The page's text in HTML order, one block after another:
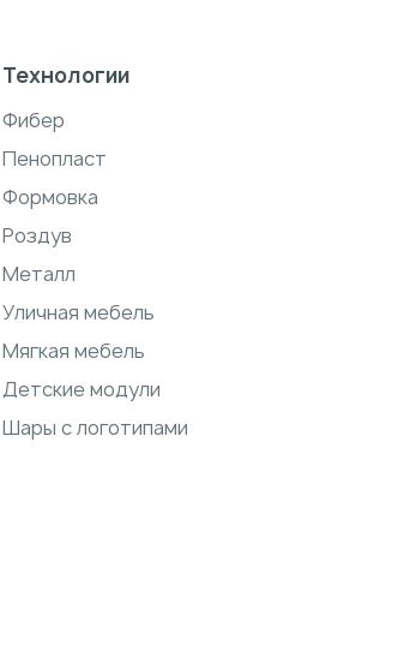
Технологии
Фибер
Пенопласт
Формовка
Роздув
Металл
Уличная мебель
Мягкая мебель
Детские модули
Шары с логотипами